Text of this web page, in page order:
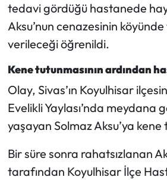
tedavi gördüğü hastanede
Aksu’nun cenazesinin
verileceği öğrenildi.
Kene tutunmasının ardından
Olay, Sivas’ın Koyulhisar
Evelikli Yaylası’nda meydana
yaşayan Solmaz Aksu’ya kene
Bir süre sonra rahatsızlanan
tarafından Koyulhisar İlçe
Magazin
Mecitözü Haberleri
Ortaköy Haberleri
Otomotiv